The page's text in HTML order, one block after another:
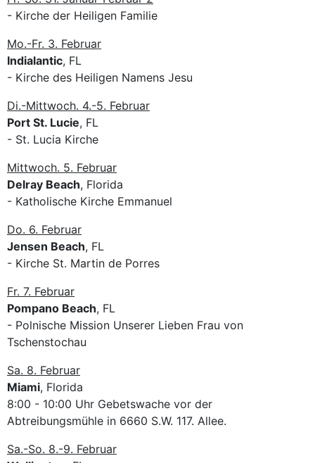
- Kirche der Heiligen Familie
Mo.-Fr. 3. Februar
Indialantic, FL
- Kirche des Heiligen Namens Jesu
Di.-Mittwoch. 4.-5. Februar
Port St. Lucie, FL
- St. Lucia Kirche
Mittwoch. 5. Februar
Delray Beach, Florida
- Katholische Kirche Emmanuel
Do. 6. Februar
Jensen Beach, FL
- Kirche St. Martin de Porres
Fr. 7. Februar
Pompano Beach, FL
- Polnische Mission Unserer Lieben Frau von
Tschenstochau
Sa. 8. Februar
Miami, Florida
8:00 - 10:00 Uhr Gebetswache vor der
Abtreibungsmühle in 6660 S.W. 117. Allee.
Sa.-So. 8.-9. Februar